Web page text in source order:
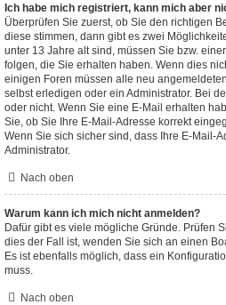
Ich habe mich registriert, kann mich aber
Überprüfen Sie zuerst, ob Sie den richtigen
diese stimmen, dann gibt es zwei
unter 13 Jahre alt sind, müssen Sie bzw.
folgen, die Sie erhalten haben. Wenn dies
einigen Foren müssen alle neu
selbst erledigen oder ein Administrator. Bei
oder nicht. Wenn Sie eine E-Mail erhalten
Sie, ob Sie Ihre E-Mail-Adresse korrekt
Wenn Sie sich sicher sind, dass Ihre E-Mail-
Administrator.
Nach oben
Warum kann ich mich nicht anmelden?
Dafür gibt es viele mögliche Gründe. Prüfen
dies der Fall ist, wenden Sie sich an einen
Es ist ebenfalls möglich, dass ein
muss.
Nach oben